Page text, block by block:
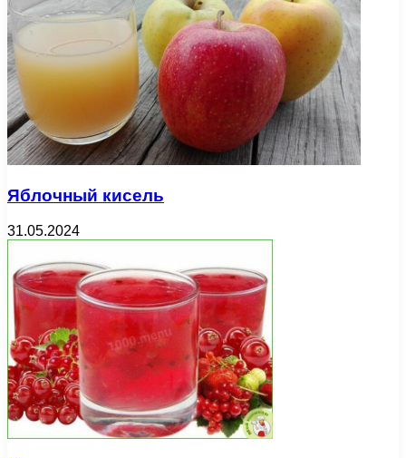
Яблочный кисель
31.05.2024